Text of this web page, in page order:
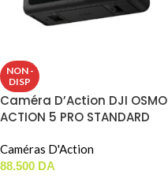
NON -
DISP
Caméra D’Action DJI OSMO
ACTION 5 PRO STANDARD
Caméras D'Action
88.500 DA